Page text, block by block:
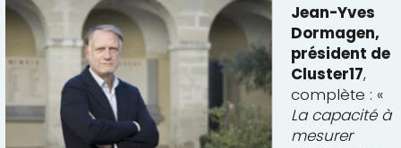
Jean-Yves
Dormagen,
président de
Cluster17,
complète : «
Lacapacité à
mesurer